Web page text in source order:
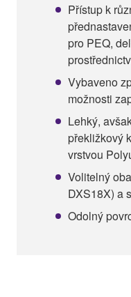
Přístup k
pro PEQ,
Vybaveno
možnosti
Lehký,
překližkový
vrstvou
Volitelný
DXS18X) a
Odolný